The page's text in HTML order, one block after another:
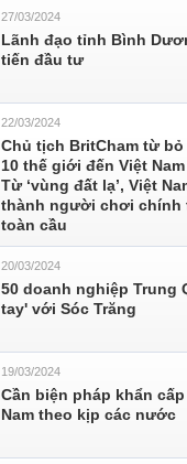
27/03/2024
Lãnh đạo tỉnh Bình
tiến đầu tư
22/03/2024
Chủ tịch BritCham từ
10 thế giới đến Việt Nam
Từ ‘vùng đất lạ’, Việt
thành người chơi chính
toàn cầu
20/03/2024
50 doanh nghiệp Trung
tay' với Sóc Trăng
19/03/2024
Cần biện pháp khẩn
Nam theo kịp các nước